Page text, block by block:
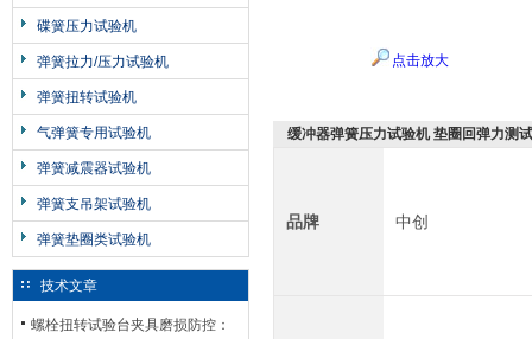
碟簧压力试验机
弹簧拉力/压力试验机
弹簧扭转试验机
气弹簧专用试验机
弹簧减震器试验机
弹簧支吊架试验机
弹簧垫圈类试验机
技术文章
螺栓扭转试验台夹具磨损防控：
点击放大
缓冲器弹簧压力试验机 垫圈回弹力测
品牌 中创